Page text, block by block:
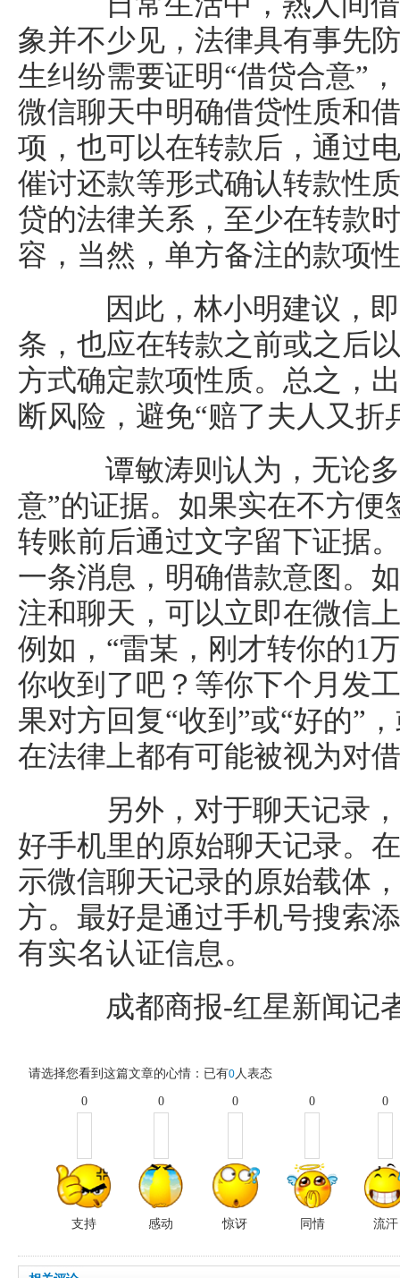
象并不少见，法律具有事先
生纠纷需要证明“借贷合意”
微信聊天中明确借贷性质和
项，也可以在转款后，通过
催讨还款等形式确认转款性
贷的法律关系，至少在转款
容，当然，单方备注的款项
因此，林小明建议，即
条，也应在转款之前或之后
方式确定款项性质。总之，
断风险，避免“赔了夫人又折
谭敏涛则认为，无论多
意”的证据。如果实在不方
转账前后通过文字留下证据
一条消息，明确借款意图。
注和聊天，可以立即在微信
例如，“雷某，刚才转你的1
你收到了吧？等你下个月发
果对方回复“收到”或“好的”
在法律上都有可能被视为对
另外，对于聊天记录，
好手机里的原始聊天记录。
示微信聊天记录的原始载体
方。最好是通过手机号搜索
有实名认证信息。
成都商报-红星新闻记
请选择您看到这篇文章的心情：已有0人表态
0
支持
0
感动
0
惊讶
0
同情
0
流汗